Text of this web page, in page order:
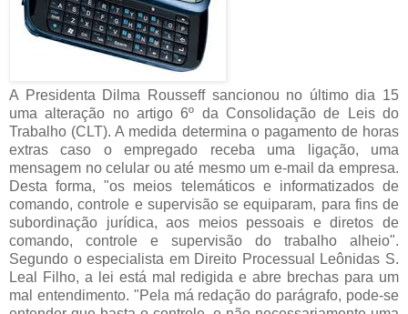
A Presidenta Dilma Rousseff sancionou no último dia 15
uma alteração no artigo 6º da Consolidação de Leis do
Trabalho (CLT). A medida determina o pagamento de horas
extras caso o empregado receba uma ligação, uma
mensagem no celular ou até mesmo um e-mail da empresa.
Desta forma, "os meios telemáticos e informatizados de
comando, controle e supervisão se equiparam, para fins de
subordinação jurídica, aos meios pessoais e diretos de
comando, controle e supervisão do trabalho alheio".
Segundo o especialista em Direito Processual Leônidas S.
Leal Filho, a lei está mal redigida e abre brechas para um
mal entendimento. "Pela má redação do parágrafo, pode-se